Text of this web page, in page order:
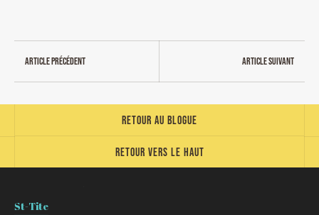
Article précédent Article suivant
Retour vers le haut
Retour au blogue
St-Tite